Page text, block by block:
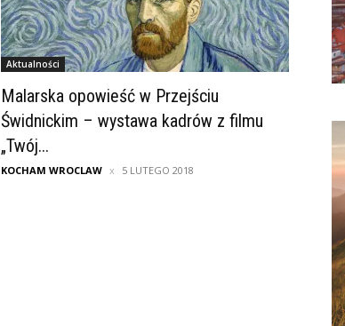
Aktualności
Malarska opowieść w Przejściu
Świdnickim – wystawa kadrów z filmu
„Twój...
KOCHAM WROCLAW 5 LUTEGO 2018